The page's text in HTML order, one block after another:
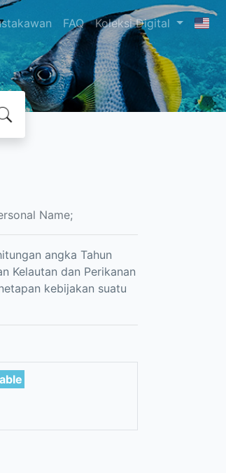
FAQ Koleksi Digital
Name;
angka Tahun
Kelautan dan Perikanan
kebijakan suatu